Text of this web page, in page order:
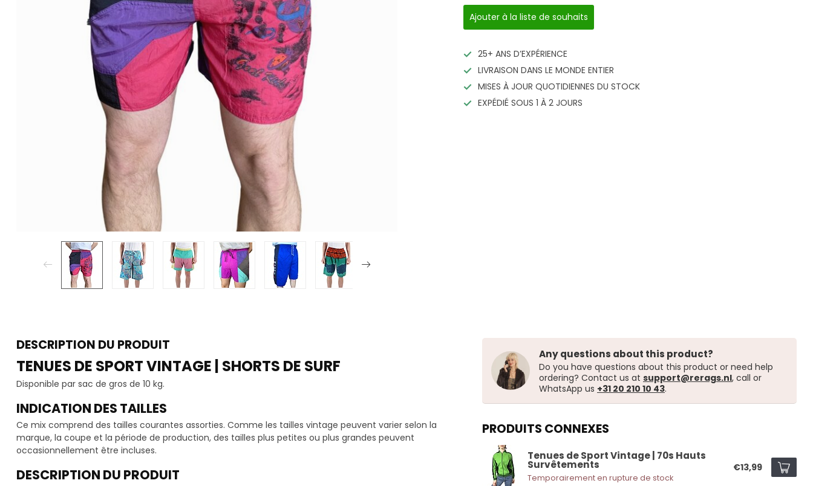
Ajouter à la liste de souhaits
25+ ANS D’EXPÉRIENCE
LIVRAISON DANS LE MONDE ENTIER
MISES À JOUR QUOTIDIENNES DU STOCK
EXPÉDIÉ SOUS 1 À 2 JOURS
DESCRIPTION DU PRODUIT
TENUES DE SPORT VINTAGE | SHORTS DE SURF
Disponible par sac de gros de 10 kg.
INDICATION DES TAILLES
Ce mix comprend des tailles courantes assorties. Comme les tailles vintage peuvent varier selon la
marque, la coupe et la période de production, des tailles plus petites ou plus grandes peuvent
occasionnellement être incluses.
DESCRIPTION DU PRODUIT
Any questions about this product?
Do you have questions about this product or need help
ordering? Contact us at support@rerags.nl, call or
WhatsApp us +31 20 210 10 43.
PRODUITS CONNEXES
Tenues de Sport Vintage | 70s Hauts
Survêtements
Temporairement en rupture de stock
€13,99